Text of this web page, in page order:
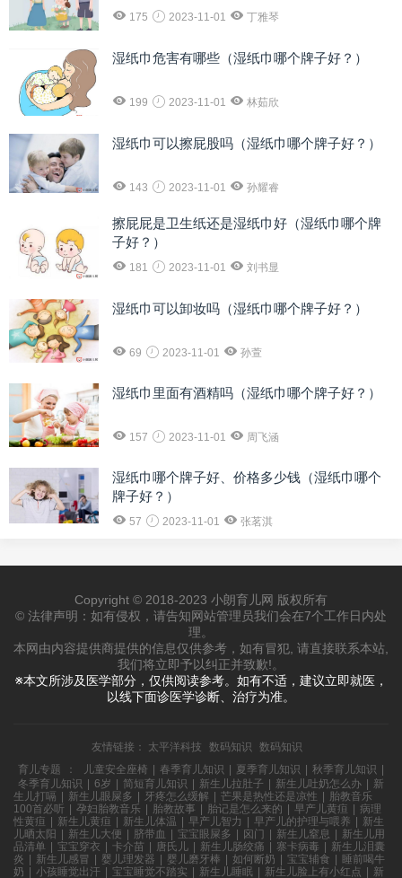
175 2023-11-01 丁雅琴
湿纸巾危害有哪些（湿纸巾哪个牌子好？）
199 2023-11-01 林茹欣
湿纸巾可以擦屁股吗（湿纸巾哪个牌子好？）
143 2023-11-01 孙耀睿
擦屁屁是卫生纸还是湿纸巾好（湿纸巾哪个牌
子好？）
181 2023-11-01 刘书显
湿纸巾可以卸妆吗（湿纸巾哪个牌子好？）
69 2023-11-01 孙萱
湿纸巾里面有酒精吗（湿纸巾哪个牌子好？）
157 2023-11-01 周飞涵
湿纸巾哪个牌子好、价格多少钱（湿纸巾哪个
牌子好？）
57 2023-11-01 张茗淇
Copyright © 2018-2023 小朗育儿网 版权所有
© 法律声明：如有侵权，请告知网站管理员我们会在7个工作日内处
理。
本网由内容提供商提供的信息仅供参考，如有冒犯, 请直接联系本站,
我们将立即予以纠正并致歉!。
※本文所涉及医学部分，仅供阅读参考。如有不适，建议立即就医，
以线下面诊医学诊断、治疗为准。
友情链接： 太平洋科技 数码知识
数码知识
育儿专题
： 儿童安全座椅 春季育儿知识 夏季育儿知识 秋季育儿知识
冬季育儿知识
6岁 简短育儿知识 新生儿拉肚子 新生儿吐奶怎么办
新
生儿打嗝
新生儿眼屎多 牙疼怎么缓解 芒果是热性还是凉性
胎教音乐
100首必听
孕妇胎教音乐 胎教故事 胎记是怎么来的 早产儿黄疸
病理
性黄疸
新生儿黄疸 新生儿体温 早产儿智力 早产儿的护理与喂养
新生
儿晒太阳
新生儿大便 脐带血 宝宝眼屎多 囟门 新生儿窒息
新生儿用
品清单
宝宝穿衣 卡介苗 唐氏儿 新生儿肠绞痛 寨卡病毒
新生儿泪囊
炎
新生儿感冒 婴儿理发器 婴儿磨牙棒 如何断奶 宝宝辅食
睡前喝牛
奶
小孩睡觉出汗 宝宝睡觉不踏实 新生儿睡眠 新生儿脸上有小红点 新